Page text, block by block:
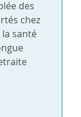
des
chez
santé